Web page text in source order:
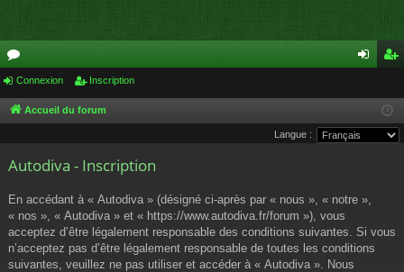
or
u
s
cri
pti
Connexion Inscription
Accueil du forum
Langue :
Autodiva - Inscription
En accédant à « Autodiva » (désigné ci-après par « nous », « notre »,
« nos », « Autodiva » et « https://www.autodiva.fr/forum »), vous
acceptez d’être légalement responsable des conditions suivantes. Si vous
n’acceptez pas d’être légalement responsable de toutes les conditions
suivantes, veuillez ne pas utiliser et accéder à « Autodiva ». Nous